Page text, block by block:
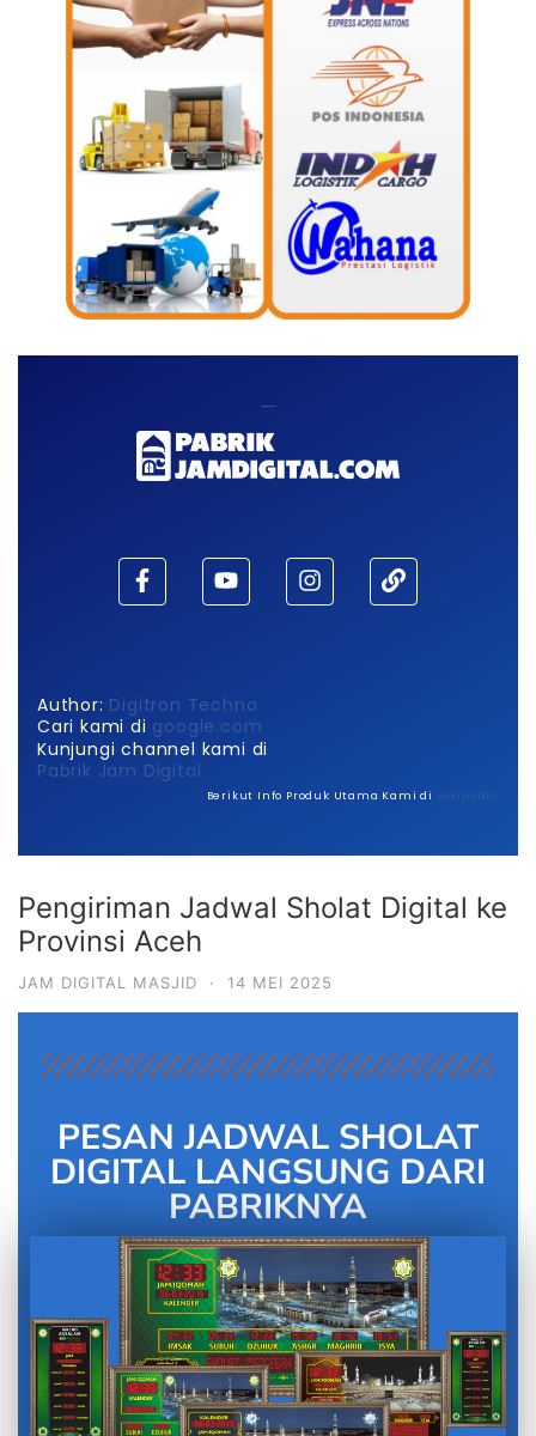
Author: Digitron Techno
Cari kami di google.com
Kunjungi channel kami di
Pabrik Jam Digital
Berikut Info Produk Utama Kami di wikipedia
Pengiriman Jadwal Sholat Digital ke
Provinsi Aceh
JAM DIGITAL MASJID · 14 MEI 2025
PESAN JADWAL SHOLAT
DIGITAL LANGSUNG DARI
PABRIKNYA